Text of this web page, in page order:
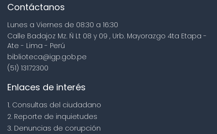
Contáctanos
Lunes a Viernes de 08:30 a 16:30
Calle Badajoz Mz. Ñ Lt 08 y 09 , Urb. Mayorazgo 4ta Etapa -
Ate - Lima - Perú
biblioteca@igp.gob.pe
(51) 13172300
Enlaces de interés
1. Consultas del ciudadano
2. Reporte de inquietudes
3. Denuncias de corupción